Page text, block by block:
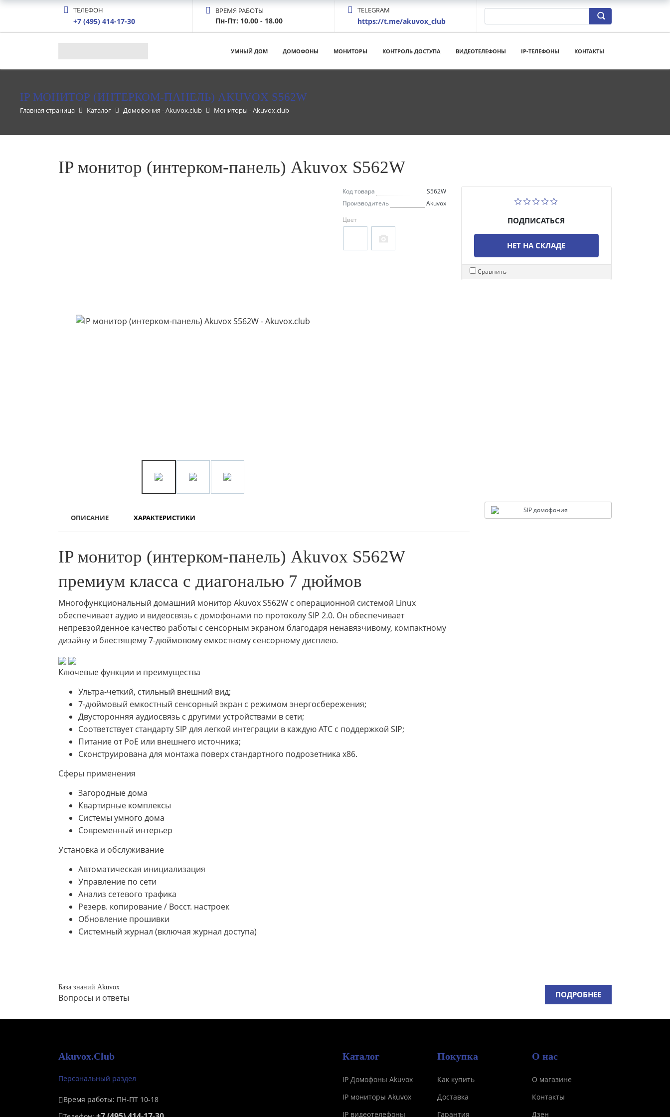
ТЕЛЕФОН
+7 (495) 414-17-30
ВРЕМЯ РАБОТЫ
Пн-Пт: 10.00 - 18.00
TELEGRAM
https://t.me/akuvox_club
УМНЫЙ ДОМ ДОМОФОНЫ МОНИТОРЫ КОНТРОЛЬ ДОСТУПА ВИДЕОТЕЛЕФОНЫ IP-ТЕЛЕФОНЫ КОНТАКТЫ
IP МОНИТОР (ИНТЕРКОМ-ПАНЕЛЬ) AKUVOX S562W
Главная страница Каталог Домофония - Akuvox.club Мониторы - Akuvox.club
IP монитор (интерком-панель) Akuvox S562W
Код товара
S562W
Производитель
Akuvox
Цвет
ПОДПИСАТЬСЯ
НЕТ НА СКЛАДЕ
Сравнить
ОПИСАНИЕ ХАРАКТЕРИСТИКИ
IP монитор (интерком-панель) Akuvox S562W
премиум класса с диагональю 7 дюймов
Многофункциональный домашний монитор Akuvox S562W с операционной системой Linux
обеспечивает аудио и видеосвязь с домофонами по протоколу SIP 2.0. Он обеспечивает
непревзойденное качество работы с сенсорным экраном благодаря ненавязчивому, компактному
дизайну и блестящему 7-дюймовому емкостному сенсорному дисплею.
Ключевые функции и преимущества
Ультра-четкий, стильный внешний вид;
7-дюймовый емкостный сенсорный экран с режимом энергосбережения;
Двусторонняя аудиосвязь с другими устройствами в сети;
Соответствует стандарту SIP для легкой интеграции в каждую АТС с поддержкой SIP;
Питание от PoE или внешнего источника;
Сконструирована для монтажа поверх стандартного подрозетника x86.
Сферы применения
Загородные дома
Квартирные комплексы
Системы умного дома
Современный интерьер
Установка и обслуживание
Автоматическая инициализация
Управление по сети
Анализ сетевого трафика
Резерв. копирование / Восст. настроек
Обновление прошивки
Системный журнал (включая журнал доступа)
SIP домофония
База знаний Akuvox
Вопросы и ответы ПОДРОБНЕЕ
Akuvox.Club
Персональный раздел
Время работы: ПН-ПТ 10-18
Каталог
IP Домофоны Akuvox
IP мониторы Akuvox
IP видеотелефоны
Покупка
Как купить
Доставка
Гарантия
О нас
О магазине
Контакты
Дзен